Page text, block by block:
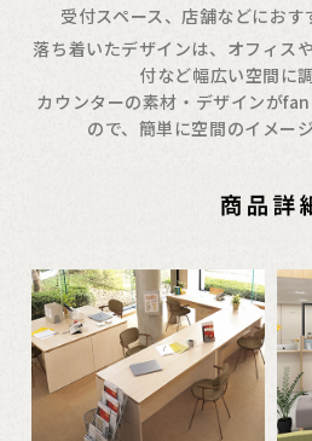
受付スペース、店舗などにお
落ち着いたデザインは、オフィス
付など幅広い空間に
カウンターの素材・デザインが
ので、簡単に空間のイメー